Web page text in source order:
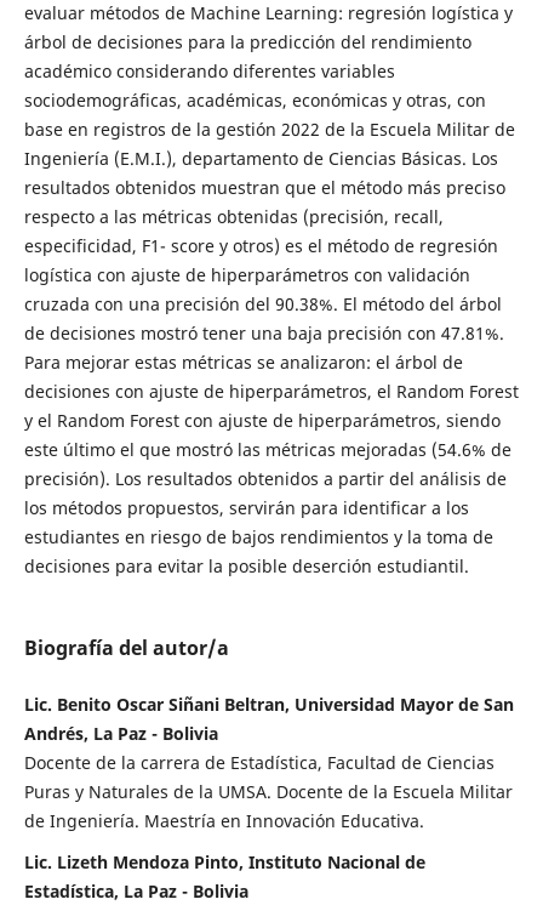
evaluar métodos de Machine Learning: regresión logística y
árbol de decisiones para la predicción del rendimiento
académico considerando diferentes variables
sociodemográficas, académicas, económicas y otras, con
base en registros de la gestión 2022 de la Escuela Militar de
Ingeniería (E.M.I.), departamento de Ciencias Básicas. Los
resultados obtenidos muestran que el método más preciso
respecto a las métricas obtenidas (precisión, recall,
especificidad, F1- score y otros) es el método de regresión
logística con ajuste de hiperparámetros con validación
cruzada con una precisión del 90.38%. El método del árbol
de decisiones mostró tener una baja precisión con 47.81%.
Para mejorar estas métricas se analizaron: el árbol de
decisiones con ajuste de hiperparámetros, el Random Forest
y el Random Forest con ajuste de hiperparámetros, siendo
este último el que mostró las métricas mejoradas (54.6% de
precisión). Los resultados obtenidos a partir del análisis de
los métodos propuestos, servirán para identificar a los
estudiantes en riesgo de bajos rendimientos y la toma de
decisiones para evitar la posible deserción estudiantil.
Biografía del autor/a
Lic. Benito Oscar Siñani Beltran, Universidad Mayor de San
Andrés, La Paz - Bolivia
Docente de la carrera de Estadística, Facultad de Ciencias
Puras y Naturales de la UMSA. Docente de la Escuela Militar
de Ingeniería. Maestría en Innovación Educativa.
Lic. Lizeth Mendoza Pinto, Instituto Nacional de
Estadística, La Paz - Bolivia